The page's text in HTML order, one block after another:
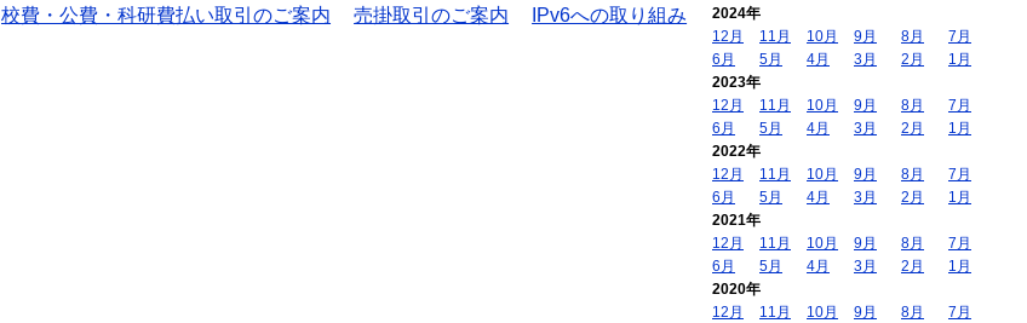
校費・公費・科研費払い取引のご案内 売掛取引のご案内
IPv6への取り組み
2024年
12月
11月 10月 9月 8月
7月
6月
5月 4月 3月 2月
1月
2023年
12月
11月 10月 9月 8月
7月
6月
5月 4月 3月 2月
1月
2022年
12月
11月 10月 9月 8月
7月
6月
5月 4月 3月 2月
1月
2021年
12月
11月 10月 9月 8月
7月
6月
5月 4月 3月 2月
1月
2020年
12月
11月 10月 9月 8月
7月